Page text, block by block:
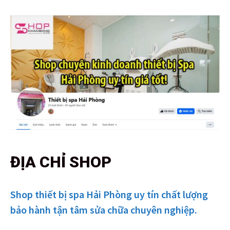
ĐỊA CHỈ SHOP
Shop thiết bị spa Hải Phòng uy tín chất lượng
bảo hành tận tâm sửa chữa chuyên nghiệp.